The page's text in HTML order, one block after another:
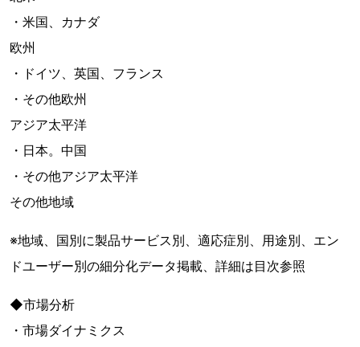
・米国、カナダ
欧州
・ドイツ、英国、フランス
・その他欧州
アジア太平洋
・日本。中国
・その他アジア太平洋
その他地域
※地域、国別に製品サービス別、適応症別、用途別、エン
ドユーザー別の細分化データ掲載、詳細は目次参照
◆市場分析
・市場ダイナミクス